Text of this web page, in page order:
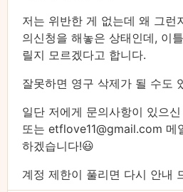
저는 위반한 게 없는데 왜 그런
의신청을 해놓은 상태인데, 이
릴지 모르겠다고 합니다.
잘못하면 영구 삭제가 될 수도
일단 저에게 문의사항이 있으
또는 etflove11@gmail.com 메
하겠습니다!😃
계정 제한이 풀리면 다시 안내